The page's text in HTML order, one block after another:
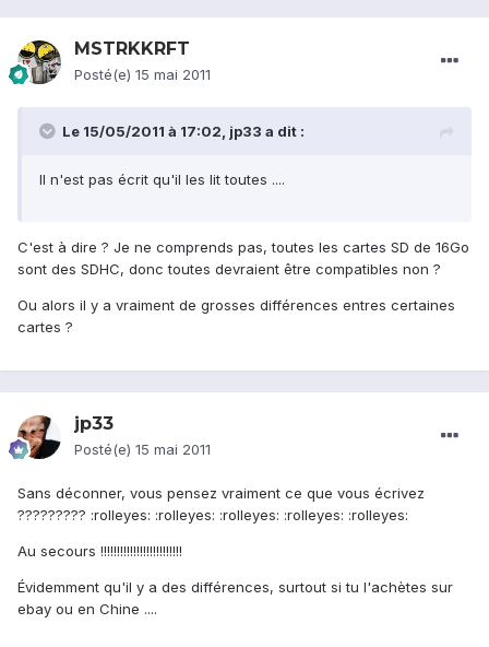
MSTRKKRFT
Posté(e) 15 mai 2011
Le 15/05/2011 à 17:02, jp33 a dit :
Il n'est pas écrit qu'il les lit toutes ....
C'est à dire ? Je ne comprends pas, toutes les cartes SD de 16Go
sont des SDHC, donc toutes devraient être compatibles non ?
Ou alors il y a vraiment de grosses différences entres certaines
cartes ?
jp33
Posté(e) 15 mai 2011
Sans déconner, vous pensez vraiment ce que vous écrivez
????????? :rolleyes: :rolleyes: :rolleyes: :rolleyes: :rolleyes:
Au secours !!!!!!!!!!!!!!!!!!!!!!!!!
Évidemment qu'il y a des différences, surtout si tu l'achètes sur
ebay ou en Chine ....